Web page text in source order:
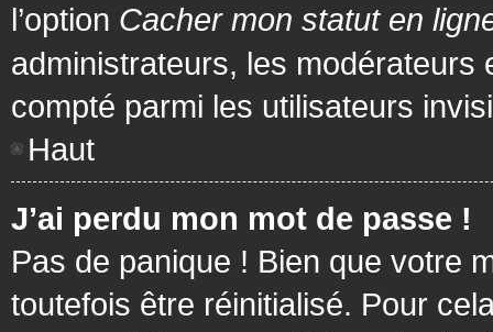
l’option Cacher mon statut en
administrateurs, les
compté parmi les utilisateurs
Haut
J’ai perdu mon mot de passe !
Pas de panique ! Bien que votre
toutefois être réinitialisé. Pour